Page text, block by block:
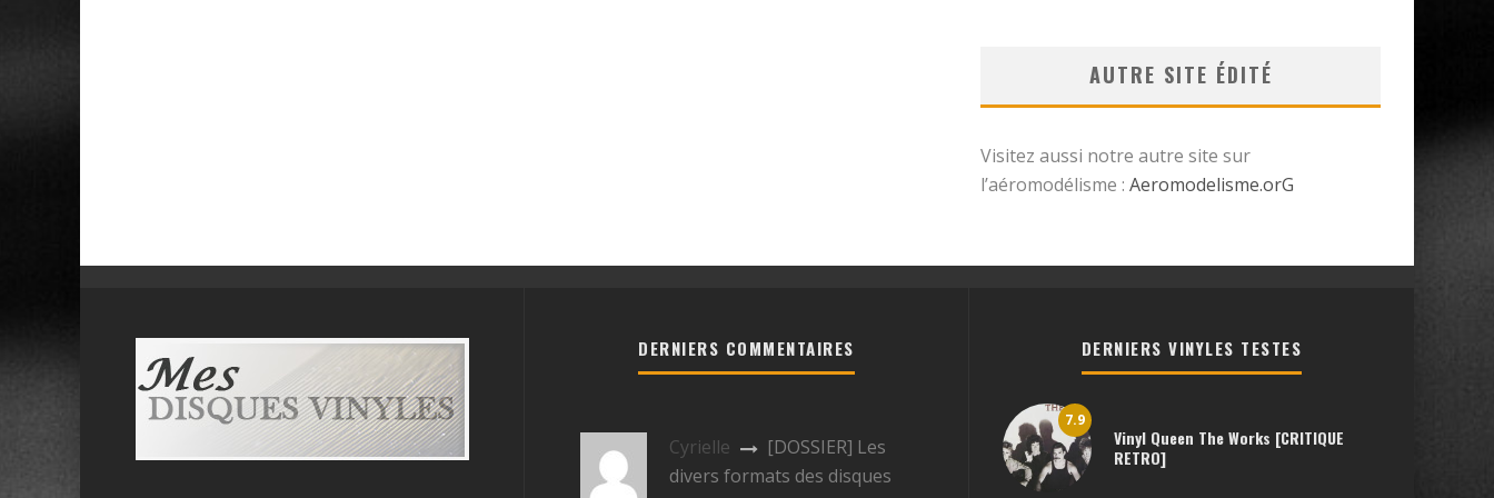
AUTRE SITE ÉDITÉ
Visitez aussi notre autre site sur
l’aéromodélisme : Aeromodelisme.orG
DERNIERS COMMENTAIRES
Cyrielle
[DOSSIER] Les
divers formats des disques
DERNIERS VINYLES TESTES
7.9
Vinyl Queen The Works [CRITIQUE
RETRO]